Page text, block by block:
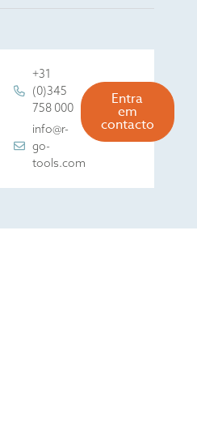
+31
(0)345
758 000
info@r-
go-
tools.com
Entra
em
contacto